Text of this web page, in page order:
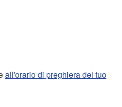
all'orario di preghiera del tuo